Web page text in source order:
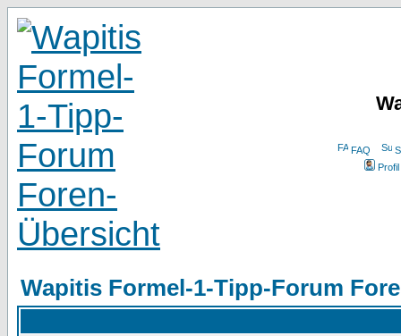
FAQ
Profil
Wapitis Formel-1-Tipp-Forum